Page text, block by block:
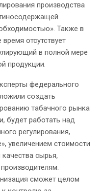
производства
Также в
отсутствует
в полной мере
продукции.
федерального
создать
табачного рынка
будет работать над
регулирования,
увеличением стоимости
сырья,
сможет целом